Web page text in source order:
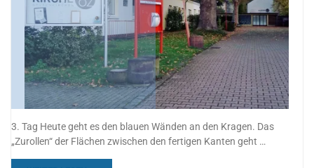
3. Tag Heute geht es den blauen Wänden an den Kragen. Das
„Zurollen“ der Flächen zwischen den fertigen Kanten geht …